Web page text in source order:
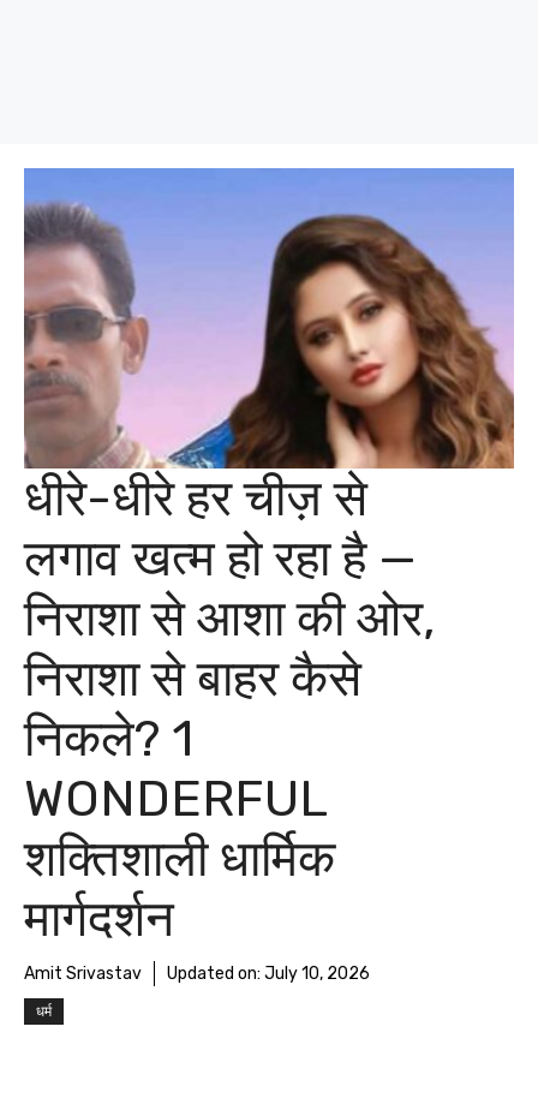
धीरे-धीरे हर चीज़ से
लगाव खत्म हो रहा है —
निराशा से आशा की ओर,
निराशा से बाहर कैसे
निकले? 1
WONDERFUL
शक्तिशाली धार्मिक
मार्गदर्शन
Amit Srivastav Updated on: July 10, 2026
धर्म